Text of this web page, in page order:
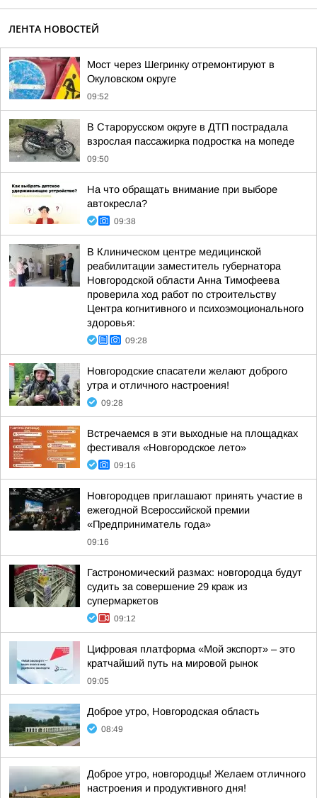
ЛЕНТА НОВОСТЕЙ
Мост через Шегринку отремонтируют в
Окуловском округе
09:52
В Старорусском округе в ДТП пострадала
взрослая пассажирка подростка на мопеде
09:50
На что обращать внимание при выборе
автокресла?
09:38
В Клиническом центре медицинской
реабилитации заместитель губернатора
Новгородской области Анна Тимофеева
проверила ход работ по строительству
Центра когнитивного и психоэмоционального
здоровья:
09:28
Новгородские спасатели желают доброго
утра и отличного настроения!
09:28
Встречаемся в эти выходные на площадках
фестиваля «Новгородское лето»
09:16
Новгородцев приглашают принять участие в
ежегодной Всероссийской премии
«Предприниматель года»
09:16
Гастрономический размах: новгородца будут
судить за совершение 29 краж из
супермаркетов
09:12
Цифровая платформа «Мой экспорт» – это
кратчайший путь на мировой рынок
09:05
Доброе утро, Новгородская область
08:49
Доброе утро, новгородцы! Желаем отличного
настроения и продуктивного дня!